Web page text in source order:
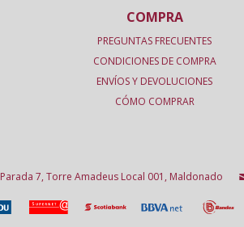
7, Torre Amadeus Local 001, Maldonado
COMPRA
PREGUNTAS FRECUENTES
CONDICIONES DE COMPRA
ENVÍOS Y DEVOLUCIONES
CÓMO COMPRAR